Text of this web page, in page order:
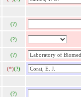
(?)
(?)
(?)
(*)(?)
(?)